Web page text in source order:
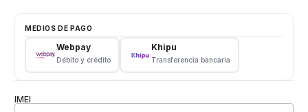
laboratorios autorizados.
Estos son los pasos:
MEDIOS DE PAGO
Webpay
Débito y crédito
Khipu
Transferencia bancaria
IMEI